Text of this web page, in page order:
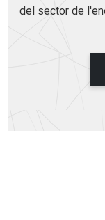
del sector de